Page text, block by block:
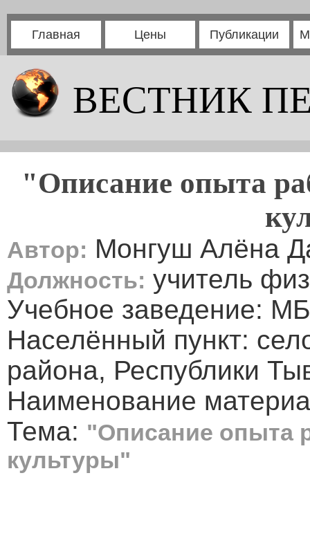
Главная Цены Публикации
ВЕСТНИК
"Описание опыта
Автор: Монгуш Алёна
Должность: учитель
Учебное заведение:
Населённый пункт:
района, Республики
Наименование
Тема: "Описание опыта
культуры"